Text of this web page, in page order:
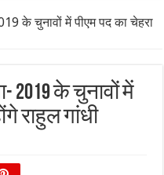
के चुनावों में पीएम पद का चेहरा
2019 के चुनावों में
राहुल गांधी